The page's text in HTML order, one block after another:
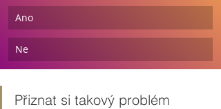
Ano
Ne
Přiznat si takový problém